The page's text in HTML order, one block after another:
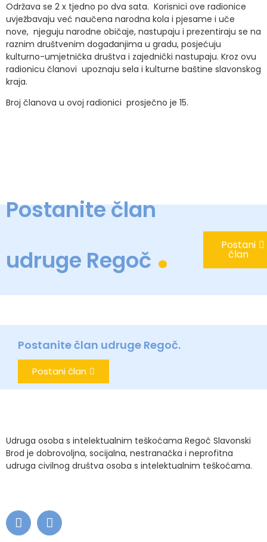
Održava se 2 x tjedno po dva sata. Korisnici ove radionice
uvježbavaju već naučena narodna kola i pjesame i uče
nove, njeguju narodne običaje, nastupaju i prezentiraju se na
raznim društvenim događanjima u gradu, posjećuju
kulturno-umjetnička društva i zajednički nastupaju. Kroz ovu
radionicu članovi upoznaju sela i kulturne baštine slavonskog
kraja.
Broj članova u ovoj radionici prosječno je 15.
Postanite član
udruge Regoč . Postani
član
Postanite član udruge Regoč.
Postani član
Udruga osoba s intelektualnim teškoćama Regoč Slavonski
Brod je dobrovoljna, socijalna, nestranačka i neprofitna
udruga civilnog društva osoba s intelektualnim teškoćama.